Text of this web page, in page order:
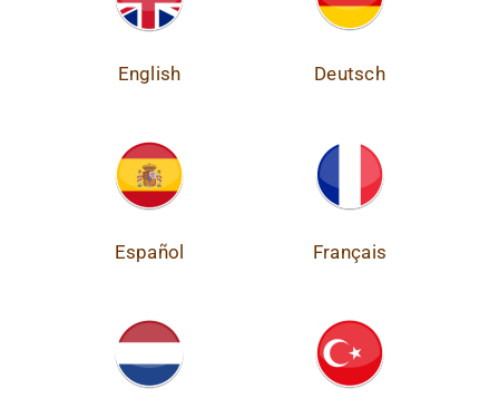
English Deutsch
Español Français